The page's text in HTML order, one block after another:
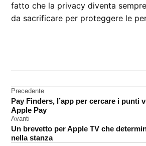
fatto che la privacy diventa
da sacrificare per proteggere le
iPhone
sicurezza
Navigazione
articoli
Precedente
Pay Finders, l’app per cercare i punti
Apple Pay
Avanti
Un brevetto per Apple TV che
nella stanza